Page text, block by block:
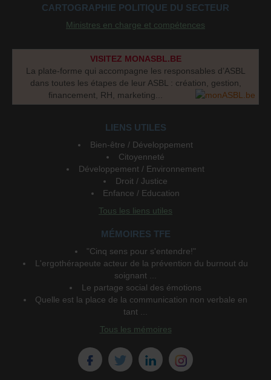
CARTOGRAPHIE POLITIQUE DU SECTEUR
Ministres en charge et compétences
VISITEZ MONASBL.BE
La plate-forme qui accompagne les responsables d’ASBL
dans toutes les étapes de leur ASBL : création, gestion,
financement, RH, marketing...
LIENS UTILES
Bien-être / Développement
Citoyenneté
Développement / Environnement
Droit / Justice
Enfance / Education
Tous les liens utiles
MÉMOIRES TFE
"Cinq sens pour s'entendre!"
L'ergothérapeute acteur de la prévention du burnout du
soignant ...
Le partage social des émotions
Quelle est la place de la communication non verbale en
tant ...
Tous les mémoires